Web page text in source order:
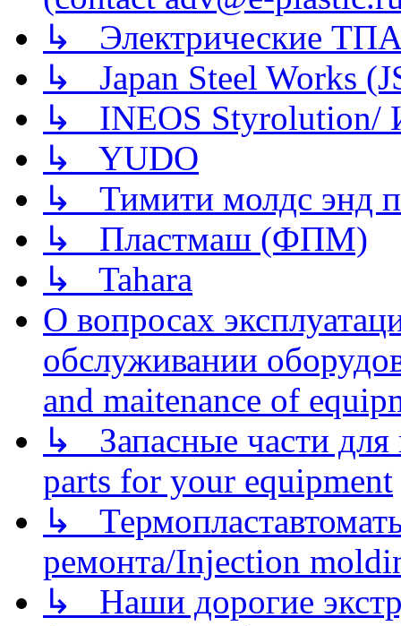
↳ Электрические
↳ Japan Steel Works
↳ INEOS
↳ YUDO
↳ Тимити молдс энд
↳ Пластмаш (ФПМ)
↳ Tahara
О вопросах
обслуживании
and maitenance of
↳ Запасные части для
parts for your equipment
↳
ремонта/Injection
↳ Наши дорогие